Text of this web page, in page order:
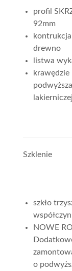
profil
92mm
drewno
listwa
krawędzie
lakierniczej
Szklenie
szkło
NOWE
o